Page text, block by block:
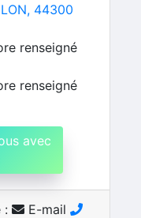
44300
renseigné
renseigné
avec
:
E-mail